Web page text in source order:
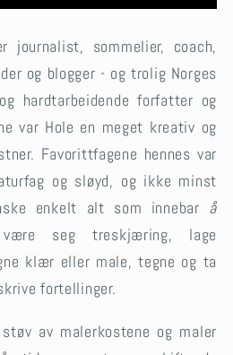
journalist, sommelier, coach,
og blogger - og trolig Norges
hardtarbeidende forfatter og
var Hole en meget kreativ og
Favorittfagene hennes var
og sløyd, og ikke minst
enkelt alt som innebar å
seg treskjæring, lage
klær eller male, tegne og ta
fortellinger.
av malerkostene og maler